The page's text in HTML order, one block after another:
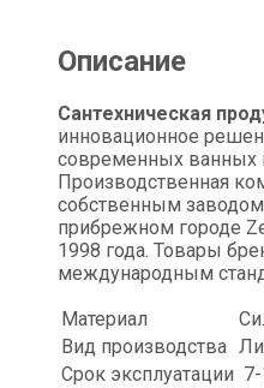
Описание
Сантехническая
инновационное
современных ванных
Производственная
собственным
прибрежном городе
1998 года. Товары
международным
Материал
Вид производства
Срок эксплуатации